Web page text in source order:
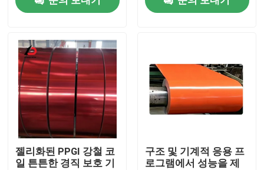
품질 관리
뉴스
사건
인용 을 요청 하십시오
진료된 철 코일
젤리화된 PPGI 강철 코
일 튼튼한 경직 보호 기
구조 및 기계적 응용 프
로그램에서 성능을 제